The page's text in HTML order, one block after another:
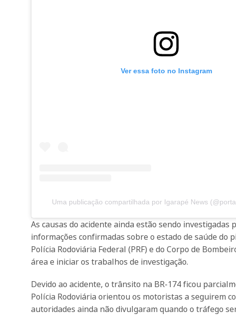
Ver essa foto no Instagram
Uma publicação compartilhada por Igarapé News
As causas do acidente ainda estão sendo
informações confirmadas sobre o estado de saúde do
Polícia Rodoviária Federal (PRF) e do Corpo de
área e iniciar os trabalhos de investigação.
Devido ao acidente, o trânsito na BR-174 ficou
Polícia Rodoviária orientou os motoristas a seguirem
autoridades ainda não divulgaram quando o tráfego